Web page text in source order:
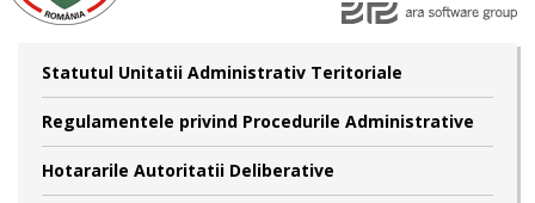
Statutul Unitatii Administrativ Teritoriale
Regulamentele privind Procedurile Administrative
Hotararile Autoritatii Deliberative